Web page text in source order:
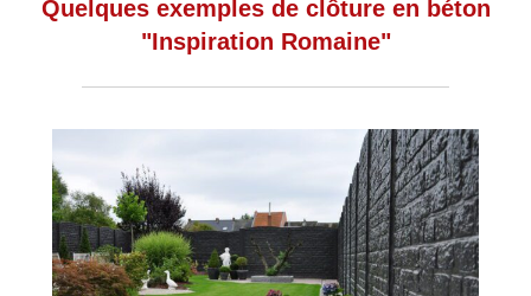
Quelques exemples de clôture en béton
"Inspiration Romaine"